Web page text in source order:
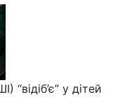
у дітей